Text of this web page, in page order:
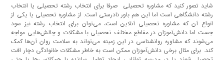
شاید تصور کنید که مشاوره تحصیلی صرفا برای انتخاب رشته تحصیلی یا انتخاب
رشته دانشگاهی است اما این هم باور نادرستی است. از مشاوره تحصیلی یا یکی از
انواع آن که مشاوره تحصیلی آنلاین است، می‌توان برای انتخاب رشته نیز سود
جست اما دانش‌آموزان در مقاطع مختلف تحصیلی با مشکلات و چالش‌هایی مواجه
می‌شوند که مشاوره روانشناسی در این زمینه می‌تواند به سلامت روان آن‌ها کمک
کند. برای مثال برخی دانش‌آموزان ممکن است به خاطر مشکلات خانوادگی دچار افت